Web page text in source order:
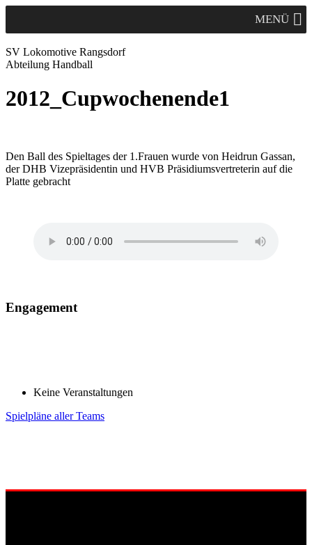
MENÜ
SV Lokomotive Rangsdorf
Abteilung Handball
2012_Cupwochenende1
Den Ball des Spieltages der 1.Frauen wurde von Heidrun Gassan,
der DHB Vizepräsidentin und HVB Präsidiumsvertreterin auf die
Platte gebracht
Engagement
Keine Veranstaltungen
Spielpläne aller Teams